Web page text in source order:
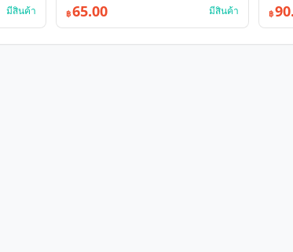
มีสินค้า ฿65.00 มีสินค้า ฿